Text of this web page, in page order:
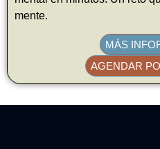
mente.
MÁS
AGENDAR